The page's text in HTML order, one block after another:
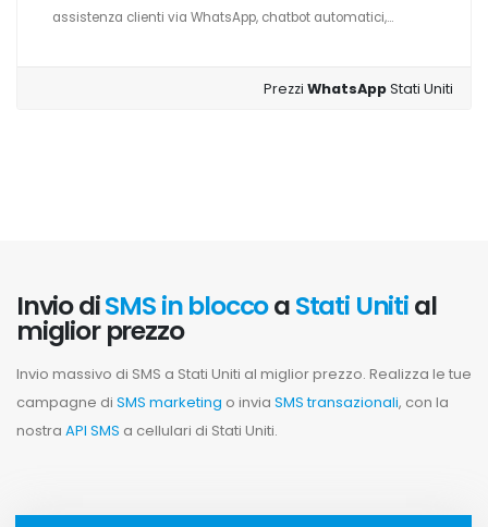
assistenza clienti via WhatsApp, chatbot automatici,...
PrezziWhatsAppStati Uniti
Invio diSMS in bloccoaStati Unitial
miglior prezzo
Invio massivo di SMS a Stati Uniti al miglior prezzo. Realizza le tue
campagne di SMS marketing o invia SMS transazionali, con la
nostra API SMS a cellulari di Stati Uniti.